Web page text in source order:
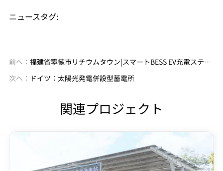
ニュースタグ:
前へ： 福建省寧徳市リチウムタウン|スマートBESS EV充電ステーション
次へ： ドイツ：太陽光発電併設型蓄電所
関連プロジェクト